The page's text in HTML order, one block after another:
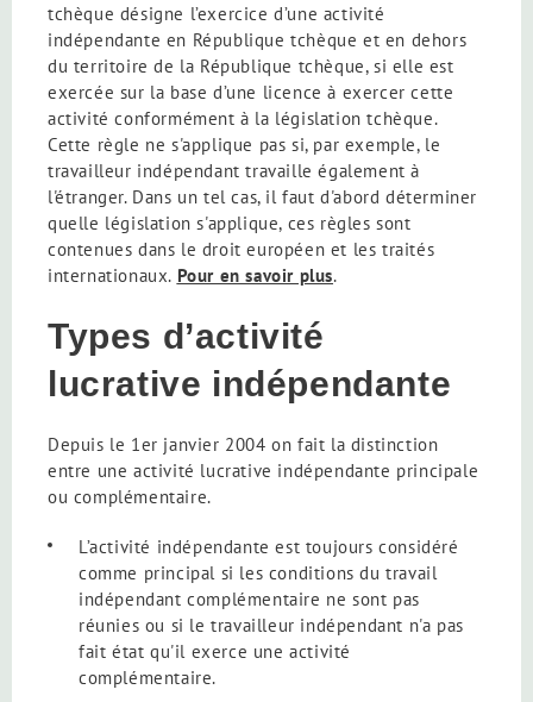
tchèque désigne l’exercice d’une activité
indépendante en République tchèque et en dehors
du territoire de la République tchèque, si elle est
exercée sur la base d’une licence à exercer cette
activité conformément à la législation tchèque.
Cette règle ne s'applique pas si, par exemple, le
travailleur indépendant travaille également à
l'étranger. Dans un tel cas, il faut d'abord déterminer
quelle législation s'applique, ces règles sont
contenues dans le droit européen et les traités
internationaux. Pour en savoir plus.
Types d’activité
lucrative indépendante
Depuis le 1er janvier 2004 on fait la distinction
entre une activité lucrative indépendante principale
ou complémentaire.
L’activité indépendante est toujours considéré
comme principal si les conditions du travail
indépendant complémentaire ne sont pas
réunies ou si le travailleur indépendant n'a pas
fait état qu'il exerce une activité
complémentaire.